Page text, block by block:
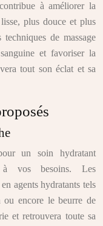
à améliorer la
plus douce et plus
de massage
et favoriser la
tout son éclat et sa
un soin hydratant
à vos besoins. Les
agents hydratants tels
ou encore le beurre de
et retrouvera toute sa